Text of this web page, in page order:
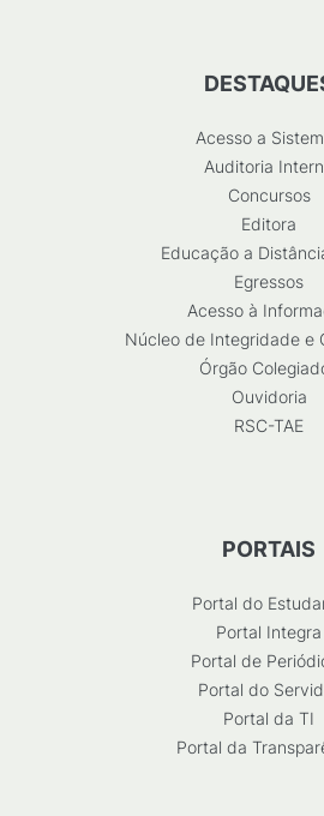
Acesso a
Auditoria
Concursos
Editora
Educação a
Egressos
Acesso à
Núcleo de Integridade e
Órgão
Ouvidoria
RSC-TAE
PORTAIS
Portal do
Portal Integra
Portal de
Portal do
Portal da TI
Portal da